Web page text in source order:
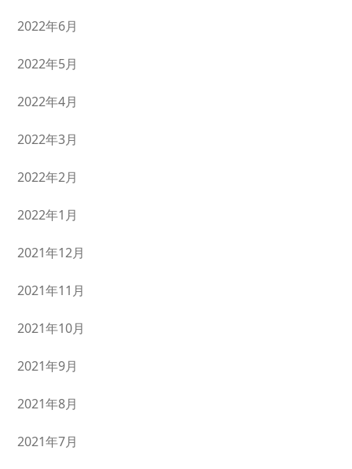
2022年6月
2022年5月
2022年4月
2022年3月
2022年2月
2022年1月
2021年12月
2021年11月
2021年10月
2021年9月
2021年8月
2021年7月